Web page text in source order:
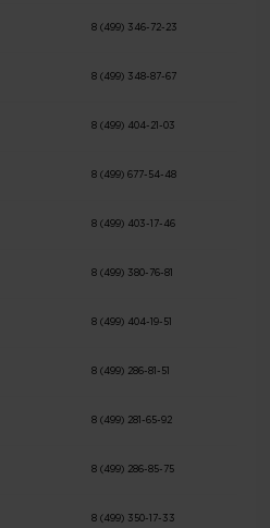
8 (499) 346-72-23
8 (499) 348-87-67
8 (499) 404-21-03
8 (499) 677-54-48
8 (499) 403-17-46
8 (499) 380-76-81
8 (499) 404-19-51
8 (499) 286-81-51
8 (499) 281-65-92
8 (499) 286-85-75
8 (499) 350-17-33